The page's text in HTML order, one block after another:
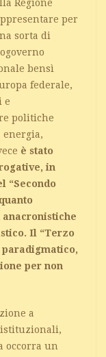
Regione
per
sorta di
bensì
federale,
e
politiche
è stato
in
“Secondo
anacronistiche
Il “Terzo
paradigmatico,
per non
a
istituzionali,
occorra un